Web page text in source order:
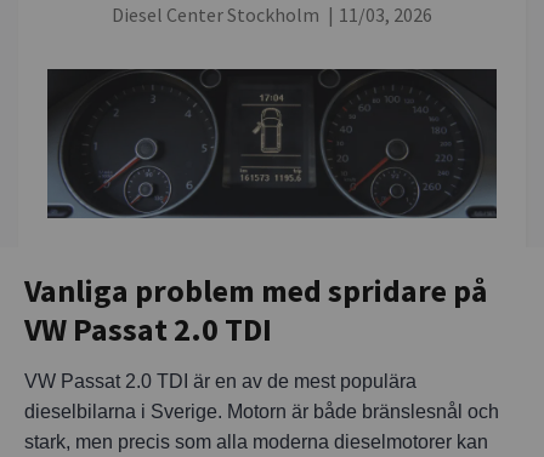
Diesel Center Stockholm | 11/03, 2026
Vanliga problem med spridare på
VW Passat 2.0 TDI
VW Passat 2.0 TDI är en av de mest populära
dieselbilarna i Sverige. Motorn är både bränslesnål och
stark, men precis som alla moderna dieselmotorer kan